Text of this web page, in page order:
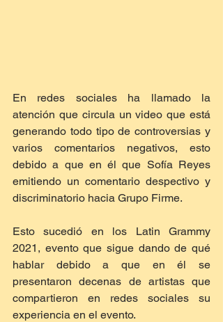
En redes sociales ha llamado la
atención que circula un video que está
generando todo tipo de controversias y
varios comentarios negativos, esto
debido a que en él que Sofía Reyes
emitiendo un comentario despectivo y
discriminatorio hacia Grupo Firme.
Esto sucedió en los Latin Grammy
2021, evento que sigue dando de qué
hablar debido a que en él se
presentaron decenas de artistas que
compartieron en redes sociales su
experiencia en el evento.